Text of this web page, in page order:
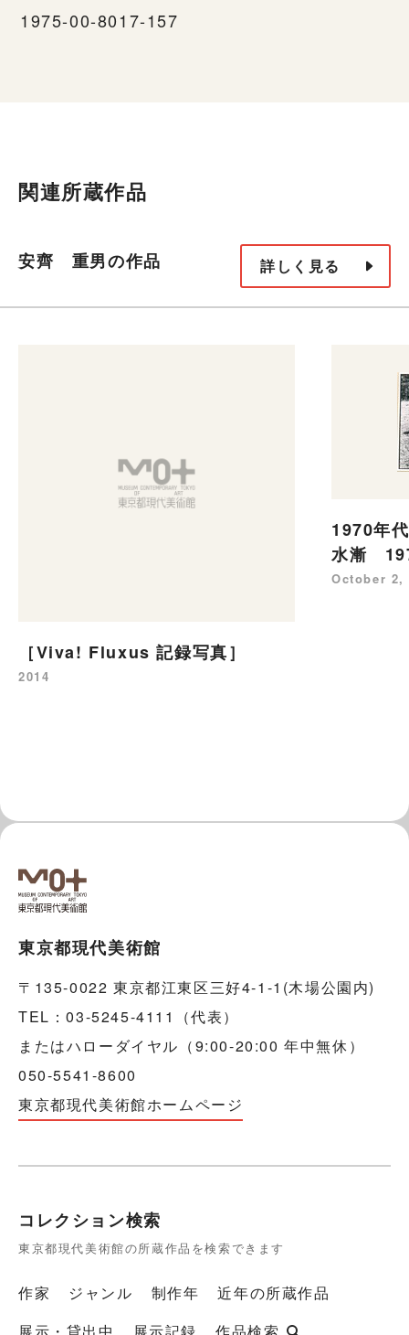
1975-00-8017-157
関連所蔵作品
安齊 重男の作品 詳しく見る
［Viva! Fluxus 記録写真］
2014
1970年
水漸
October 2,
東京都現代美術館
〒135-0022 東京都江東区三好4-1-1(木場公園内)
TEL：03-5245-4111（代表）
またはハローダイヤル（9:00-20:00 年中無休）
050-5541-8600
東京都現代美術館ホームページ
コレクション検索
東京都現代美術館の所蔵作品を検索できます
作家 ジャンル 制作年
近年の所蔵作品
展示・貸出中
展示記録 作品検索